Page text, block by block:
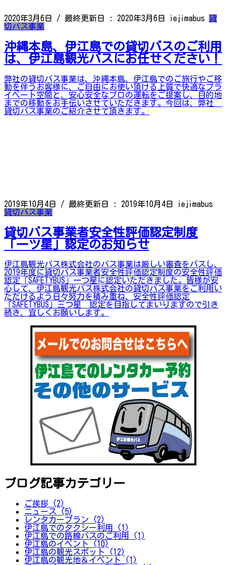
2020年3月6日 / 最終更新日 : 2020年3月6日 iejimabus
貸
切バス事業
沖縄本島、伊江島での貸切バスのご利用
は、伊江島観光バスにお任せください！
弊社の貸切バス事業は、沖縄本島、伊江島でのご旅行やご移
動を伴うお客様に、ご自由にお使い頂ける上質で快適なプラ
イベート空間と、安心安全なプロの運転をご提案し、目的地
までの移動をお手伝いさせていただきます。今回は、弊社
貸切バス事業のご紹介させて頂きます。
2019年10月4日 / 最終更新日 : 2019年10月4日
iejimabus
貸切バス事業
貸切バス事業者安全性評価認定制度
「一ツ星」認定のお知らせ
伊江島観光バス株式会社のバス事業は厳しい審査をパスし、
2019年度に貸切バス事業者安全性評価認定制度の安全性評価
認定「SAFETYBUS」一つ星に認定いただきました。皆様が安
心して、伊江島観光バス株式会社の貸切バス事業をご利用い
ただけるよう日々努力を積み重ね、安全性評価認定
「SAFETYBUS」三つ星 認定を目指してまいりますので引き
続き、宜しくお願いします。
ブログ記事カテゴリー
ご挨拶 (2)
ニュース (5)
レンタカープラン (2)
伊江島でのタクシー利用 (1)
伊江島での路線バスのご利用 (1)
伊江島のイベント (10)
伊江島の観光スポット (12)
伊江島の観光地＆イベント (1)